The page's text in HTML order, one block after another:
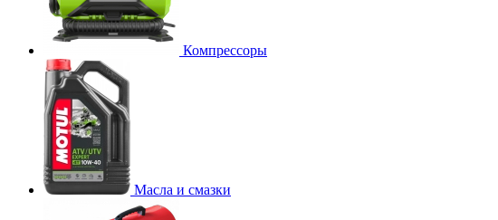
Компрессоры
Масла и смазки